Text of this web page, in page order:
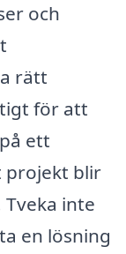
och
rätt
för att
ett
projekt blir
inte
en lösning